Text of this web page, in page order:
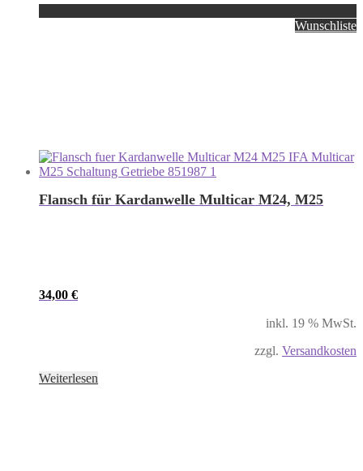
Wunschliste
Flansch für Kardanwelle Multicar M24, M25
34,00 €
inkl. 19 % MwSt.
zzgl. Versandkosten
Weiterlesen